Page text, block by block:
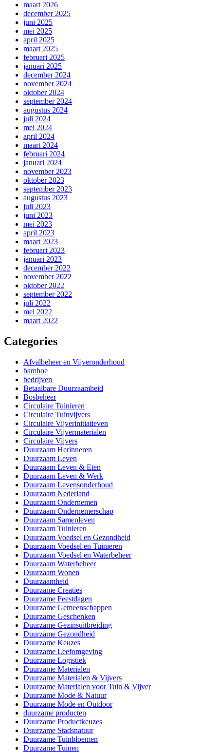
maart 2026
december 2025
juni 2025
mei 2025
april 2025
maart 2025
februari 2025
januari 2025
december 2024
november 2024
oktober 2024
september 2024
augustus 2024
juli 2024
mei 2024
april 2024
maart 2024
februari 2024
januari 2024
november 2023
oktober 2023
september 2023
augustus 2023
juli 2023
juni 2023
mei 2023
april 2023
maart 2023
februari 2023
januari 2023
december 2022
november 2022
oktober 2022
september 2022
juli 2022
mei 2022
maart 2022
Categories
Afvalbeheer en Vijveronderhoud
bamboe
bedrijven
Betaalbare Duurzaamheid
Bosbeheer
Circulaire Tuinieren
Circulaire Tuinvijvers
Circulaire Vijverinitiatieven
Circulaire Vijvermaterialen
Circulaire Vijvers
Duurzaam Herinneren
Duurzaam Leven
Duurzaam Leven & Eten
Duurzaam Leven & Werk
Duurzaam Levensonderhoud
Duurzaam Nederland
Duurzaam Ondernemen
Duurzaam Ondernemerschap
Duurzaam Samenleven
Duurzaam Tuinieren
Duurzaam Voedsel en Gezondheid
Duurzaam Voedsel en Tuinieren
Duurzaam Voedsel en Waterbeheer
Duurzaam Waterbeheer
Duurzaam Wonen
Duurzaamheid
Duurzame Creaties
Duurzame Feestdagen
Duurzame Gemeenschappen
Duurzame Geschenken
Duurzame Gezinsuitbreiding
Duurzame Gezondheid
Duurzame Keuzes
Duurzame Leefomgeving
Duurzame Logistiek
Duurzame Materialen
Duurzame Materialen & Vijvers
Duurzame Materialen voor Tuin & Vijver
Duurzame Mode & Natuur
Duurzame Mode en Outdoor
duurzame producten
Duurzame Productkeuzes
Duurzame Stadsnatuur
Duurzame Tuinbloemen
Duurzame Tuinen